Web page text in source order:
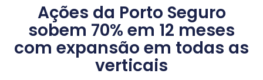
Ações da Porto Seguro
sobem 70% em 12 meses
com expansão em todas as
verticais